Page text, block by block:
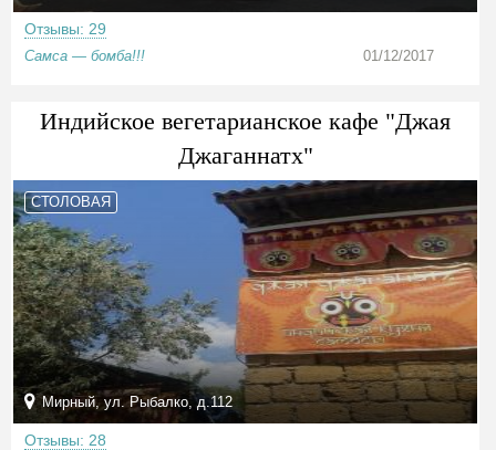
Отзывы: 29
Самса — бомба!!! 01/12/2017
Индийское вегетарианское кафе "Джая
Джаганнатх"
СТОЛОВАЯ
Мирный, ул. Рыбалко, д.112
Отзывы: 28